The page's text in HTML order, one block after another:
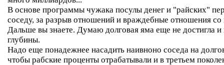
В основе программы чужака посулы денег и "райских"
соседу, за разрыв отношений и враждебные отношения
Дальше вы знаете. Думаю долговая яма еще не достигла
глубины.
Надо еще понадежнее насадить наивноно соседа на
чтобы рабские проценты отрабатывали и в третьем